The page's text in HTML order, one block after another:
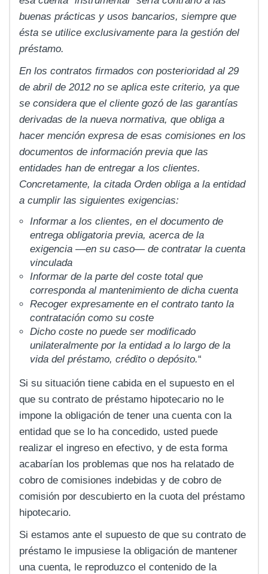
buenas prácticas y usos bancarios, siempre que
ésta se utilice exclusivamente para la gestión del
préstamo.
En los contratos firmados con posterioridad al 29
de abril de 2012 no se aplica este criterio, ya que
se considera que el cliente gozó de las garantías
derivadas de la nueva normativa, que obliga a
hacer mención expresa de esas comisiones en los
documentos de información previa que las
entidades han de entregar a los clientes.
Concretamente, la citada Orden obliga a la entidad
a cumplir las siguientes exigencias:
Informar a los clientes, en el documento de
entrega obligatoria previa, acerca de la
exigencia —en su caso— de contratar la cuenta
vinculada
Informar de la parte del coste total que
corresponda al mantenimiento de dicha cuenta
Recoger expresamente en el contrato tanto la
contratación como su coste
Dicho coste no puede ser modificado
unilateralmente por la entidad a lo largo de la
vida del préstamo, crédito o depósito.“
Si su situación tiene cabida en el supuesto en el
que su contrato de préstamo hipotecario no le
impone la obligación de tener una cuenta con la
entidad que se lo ha concedido, usted puede
realizar el ingreso en efectivo, y de esta forma
acabarían los problemas que nos ha relatado de
cobro de comisiones indebidas y de cobro de
comisión por descubierto en la cuota del préstamo
hipotecario.
Si estamos ante el supuesto de que su contrato de
préstamo le impusiese la obligación de mantener
una cuenta, le reproduzco el contenido de la